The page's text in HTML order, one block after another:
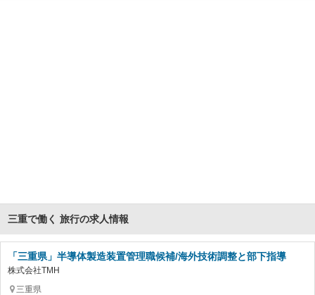
三重で働く 旅行の求人情報
「三重県」半導体製造装置管理職候補/海外技術調整と部下指導
株式会社TMH
三重県